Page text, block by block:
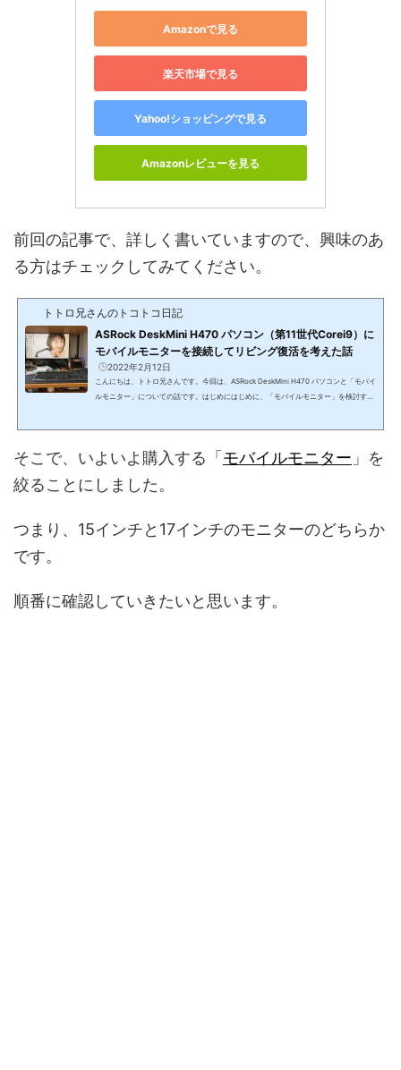
Amazonで見る
楽天市場で見る
Yahoo!ショッピングで見る
Amazonレビューを見る
前回の記事で、詳しく書いていますので、興味のあ
る方はチェックしてみてください。
トトロ兄さんのトコトコ日記
ASRock DeskMini H470 パソコン（第11世代Corei9）に
モバイルモニターを接続してリビング復活を考えた話
2022年2月12日
こんにちは、トトロ兄さんです。今回は、ASRock DeskMini H470 パソコンと「モバイ
ルモニター」についての話です。はじめにはじめに、「モバイルモニター」を検討する
i H470 パソコン（第11世代Corei9搭載）」のモニターとして「EIZO FlexScan EV278
そこで、いよいよ購入する「 モバイルモニター 」を
絞ることにしました。
つまり、15インチと17インチのモニターのどちらか
です。
順番に確認していきたいと思います。